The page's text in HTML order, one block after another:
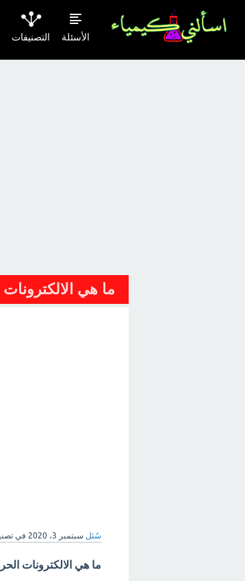
الأسئلة التصنيفات
ما هي
سُئل سبتمبر 3، 2020 في
ما هي الالكترونات